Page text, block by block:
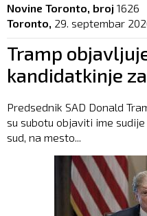
Novine Toronto, broj 1626
Toronto, 29. septembar
Tramp
kandidatkinje
Predsednik SAD Donald
su subotu objaviti ime
sud, na mesto...